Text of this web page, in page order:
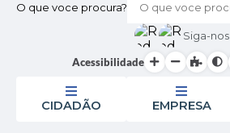
O que voce procura?
Siga-nos
Acessibilidade
CIDADÃO EMPRESA